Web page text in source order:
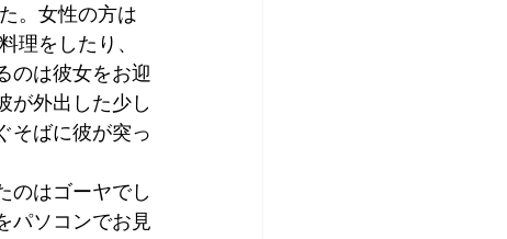
。女性の方は
理をしたり、
のは彼女をお迎
が外出した少し
そばに彼が突っ
のはゴーヤでし
パソコンでお見